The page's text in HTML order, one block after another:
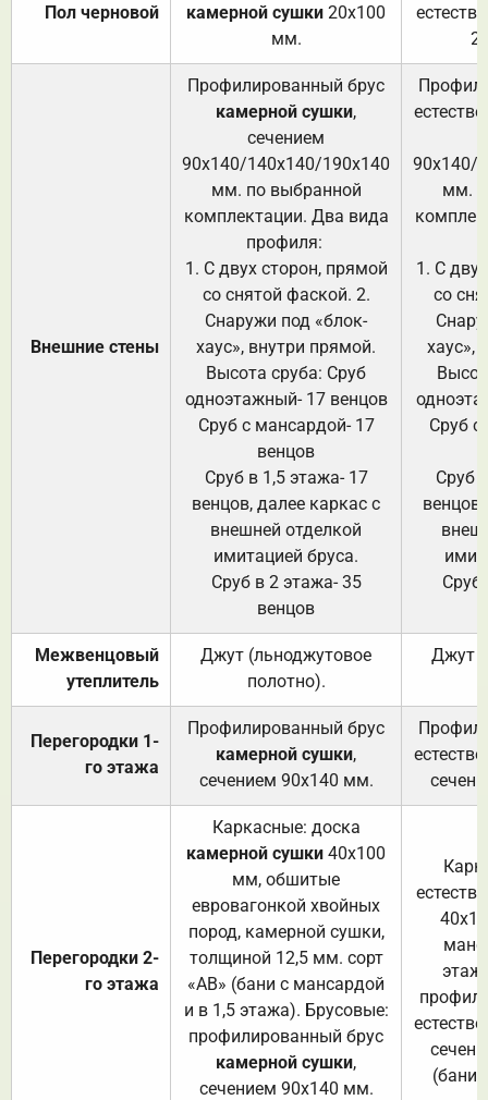
Пол черновой
камерной сушки 20х100
мм.
Внешние стены
Профилированный брус
камерной сушки,
сечением
90х140/140х140/190х140
мм. по выбранной
комплектации. Два вида
профиля:
1. С двух сторон, прямой
со снятой фаской. 2.
Снаружи под «блок-
хаус», внутри прямой.
Высота сруба: Сруб
одноэтажный- 17 венцов
Сруб с мансардой- 17
венцов
Сруб в 1,5 этажа- 17
венцов, далее каркас с
внешней отделкой
имитацией бруса.
Сруб в 2 этажа- 35
венцов
90х140/
мм.
1. С
со
хаус»,
Сруб с
Сруб
Сруб
Межвенцовый
утеплитель
Джут (льноджутовое
полотно).
Джут
Перегородки 1-
го этажа
Профилированный брус
камерной сушки,
сечением 90х140 мм.
Перегородки 2-
го этажа
Каркасные: доска
камерной сушки 40х100
мм, обшитые
евровагонкой хвойных
пород, камерной сушки,
толщиной 12,5 мм. сорт
«АВ» (бани с мансардой
и в 1,5 этажа). Брусовые:
профилированный брус
камерной сушки,
сечением 90х140 мм.
(бани